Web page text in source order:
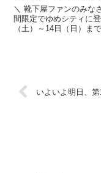
＼ 靴下屋ファンのみな
間限定でゆめシティに
（土）～14日（日）ま
いよいよ明日、第